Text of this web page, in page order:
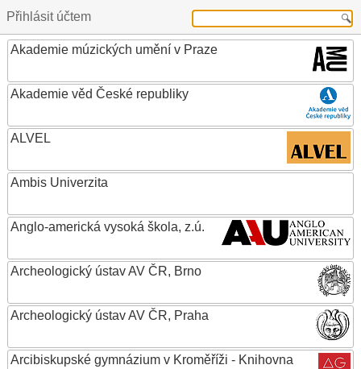
Přihlásit účtem
Akademie múzických umění v Praze
Akademie věd České republiky
ALVEL
Ambis Univerzita
Anglo-americká vysoká škola, z.ú.
Archeologický ústav AV ČR, Brno
Archeologický ústav AV ČR, Praha
Arcibiskupské gymnázium v Kroměříži - Knihovna